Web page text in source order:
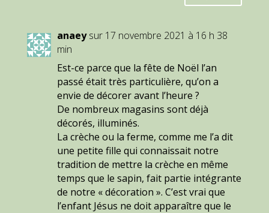
anaey sur 17 novembre 2021 à 16 h 38
min
Est-ce parce que la fête de Noël l’an
passé était très particulière, qu’on a
envie de décorer avant l’heure ?
De nombreux magasins sont déjà
décorés, illuminés.
La crèche ou la ferme, comme me l’a dit
une petite fille qui connaissait notre
tradition de mettre la crèche en même
temps que le sapin, fait partie intégrante
de notre « décoration ». C’est vrai que
l’enfant Jésus ne doit apparaître que le